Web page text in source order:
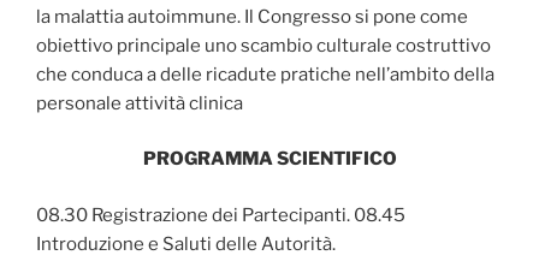
la malattia autoimmune. Il Congresso si pone come
obiettivo principale uno scambio culturale costruttivo
che conduca a delle ricadute pratiche nell’ambito della
personale attività clinica
PROGRAMMA SCIENTIFICO
08.30 Registrazione dei Partecipanti. 08.45
Introduzione e Saluti delle Autorità.